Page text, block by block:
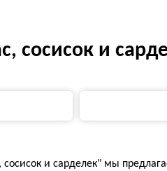
сосисок и
и сарделек" мы